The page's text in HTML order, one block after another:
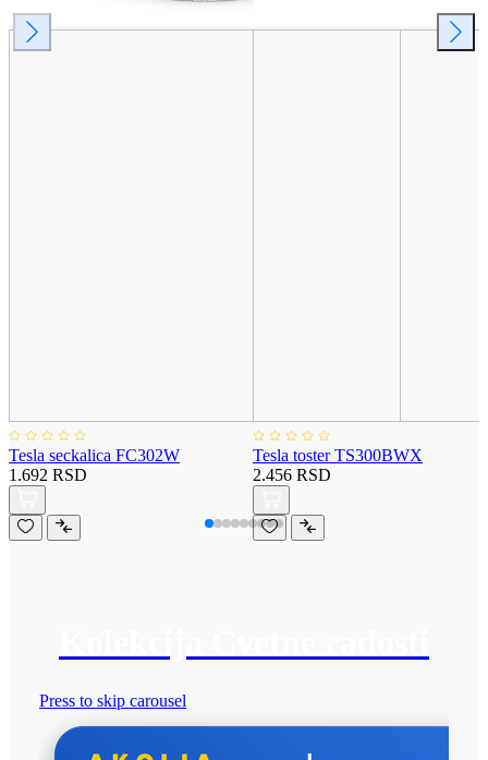
Tesla seckalica FC302W
1.692 RSD
Tesla toster TS300BWX
2.456 RSD
Press to skip carousel